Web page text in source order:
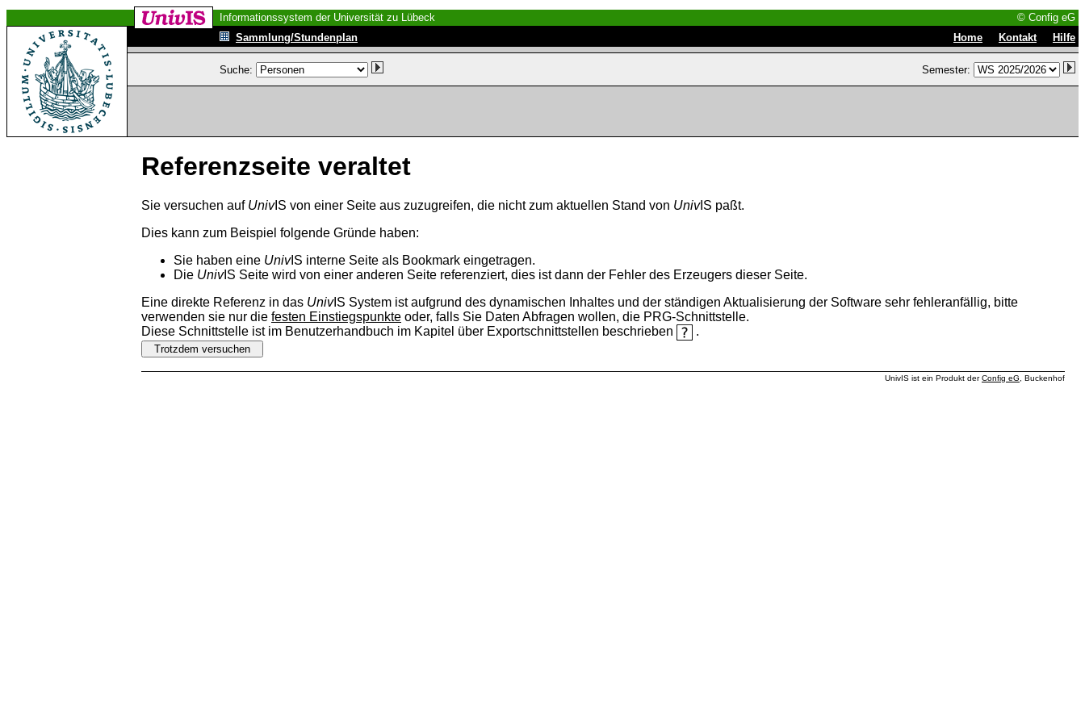
Informationssystem der Universität zu Lübeck
© Config eG
Sammlung/Stundenplan
Home Kontakt Hilfe
Suche: Semester:
Referenzseite veraltet
Sie versuchen auf UnivIS von einer Seite aus zuzugreifen, die nicht zum aktuellen Stand von UnivIS paßt.
Dies kann zum Beispiel folgende Gründe haben:
Sie haben eine UnivIS interne Seite als Bookmark eingetragen.
Die UnivIS Seite wird von einer anderen Seite referenziert, dies ist dann der Fehler des Erzeugers dieser Seite.
Eine direkte Referenz in das UnivIS System ist aufgrund des dynamischen Inhaltes und der ständigen Aktualisierung der Software sehr fehleranfällig, bitte
verwenden sie nur die festen Einstiegspunkte oder, falls Sie Daten Abfragen wollen, die PRG-Schnittstelle.
Diese Schnittstelle ist im Benutzerhandbuch im Kapitel über Exportschnittstellen beschrieben
.
UnivIS ist ein Produkt derConfig eG , Buckenhof